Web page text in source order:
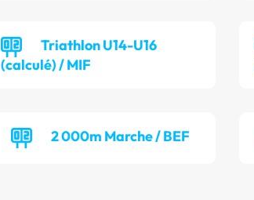
Triathlon U14-U16
(calculé) / MIF
2 000m Marche / BEF